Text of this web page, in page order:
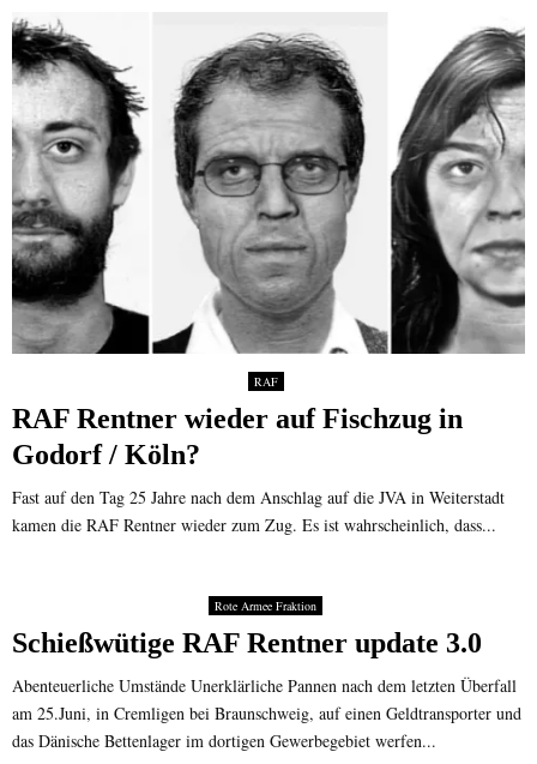
RAF
RAF Rentner wieder auf Fischzug in
Godorf / Köln?
Fast auf den Tag 25 Jahre nach dem Anschlag auf die JVA in Weiterstadt
kamen die RAF Rentner wieder zum Zug. Es ist wahrscheinlich, dass...
Rote Armee Fraktion
Schießwütige RAF Rentner update 3.0
Abenteuerliche Umstände Unerklärliche Pannen nach dem letzten Überfall
am 25.Juni, in Cremligen bei Braunschweig, auf einen Geldtransporter und
das Dänische Bettenlager im dortigen Gewerbegebiet werfen...